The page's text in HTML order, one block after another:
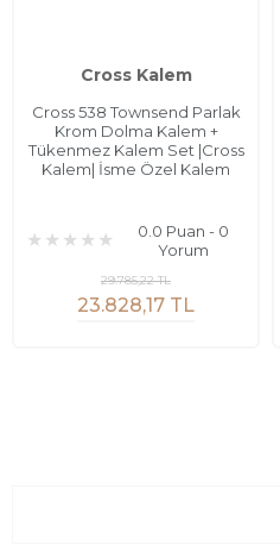
Cross Kalem
Cross 538 Townsend Parlak
Krom Dolma Kalem +
Tükenmez Kalem Set |Cross
Kalem| İsme Özel Kalem
0.0 Puan - 0
Yorum
23.828,17 TL
29.785,22 TL